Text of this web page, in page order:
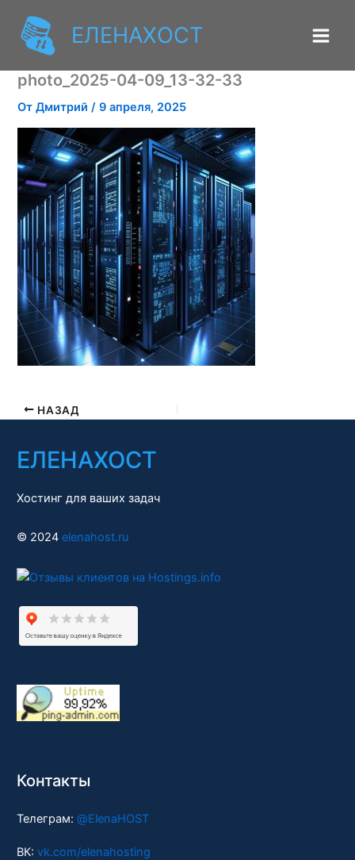
содержимомуЕЛЕНАХОСТ
photo_2025-04-09_13-32-33
ОтДмитрий/9 апреля, 2025
НАЗАД
ЕЛЕНАХОСТ
Хостинг для ваших задач
© 2024 elenahost.ru
Контакты
Телеграм: @ElenaHOST
ВК: vk.com/elenahosting